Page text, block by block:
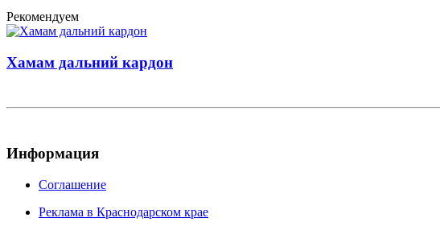
Рекомендуем
Хамам дальний кардон
Информация
Соглашение
Реклама в Краснодарском крае